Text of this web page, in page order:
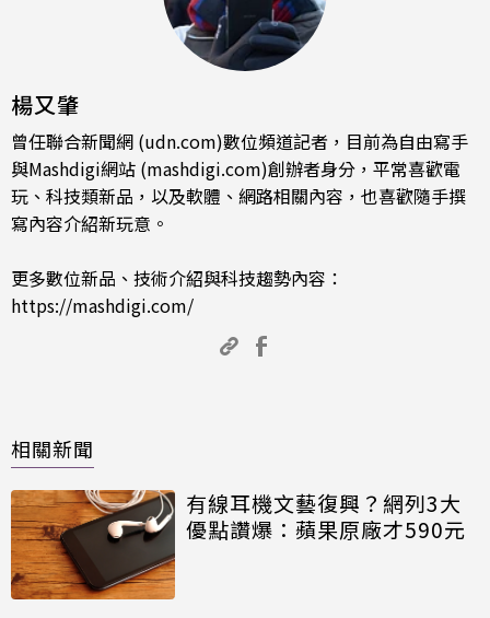
楊又肇
曾任聯合新聞網 (udn.com)數位頻道記者，目前為自由寫手
與Mashdigi網站 (mashdigi.com)創辦者身分，平常喜歡電
玩、科技類新品，以及軟體、網路相關內容，也喜歡隨手撰
寫內容介紹新玩意。
更多數位新品、技術介紹與科技趨勢內容：
https://mashdigi.com/
相關新聞
有線耳機文藝復興？網列3大
優點讚爆：蘋果原廠才590元